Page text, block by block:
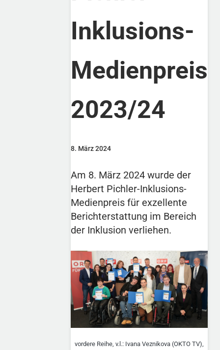
Inklusions-
Medienpreis
2023/24
8. März 2024
Am 8. März 2024 wurde der
Herbert Pichler-Inklusions-
Medienpreis für exzellente
Berichterstattung im Bereich
der Inklusion verliehen.
vordere Reihe, v.l.: Ivana Veznikova (OKTO TV),